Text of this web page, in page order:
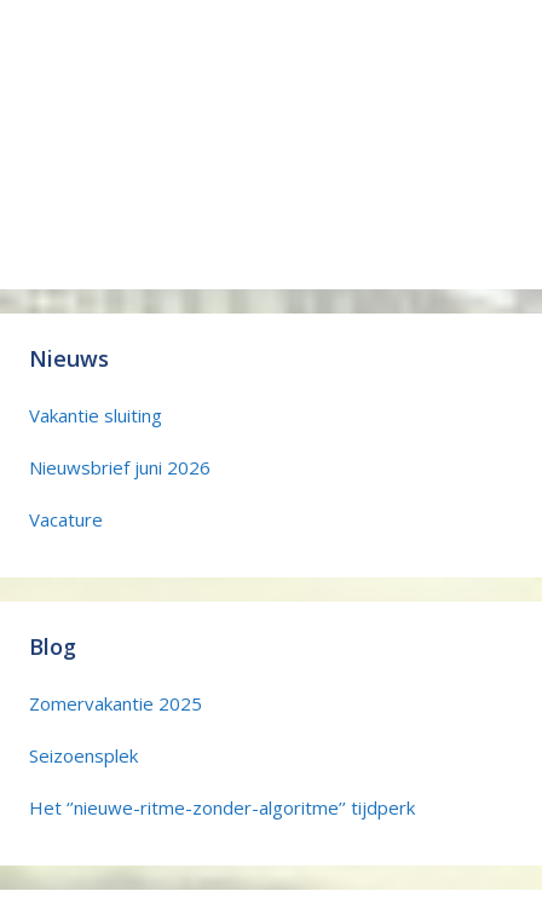
Nieuws
Vakantie sluiting
Nieuwsbrief juni 2026
Vacature
Blog
Zomervakantie 2025
Seizoensplek
Het ‘’nieuwe-ritme-zonder-algoritme’’ tijdperk